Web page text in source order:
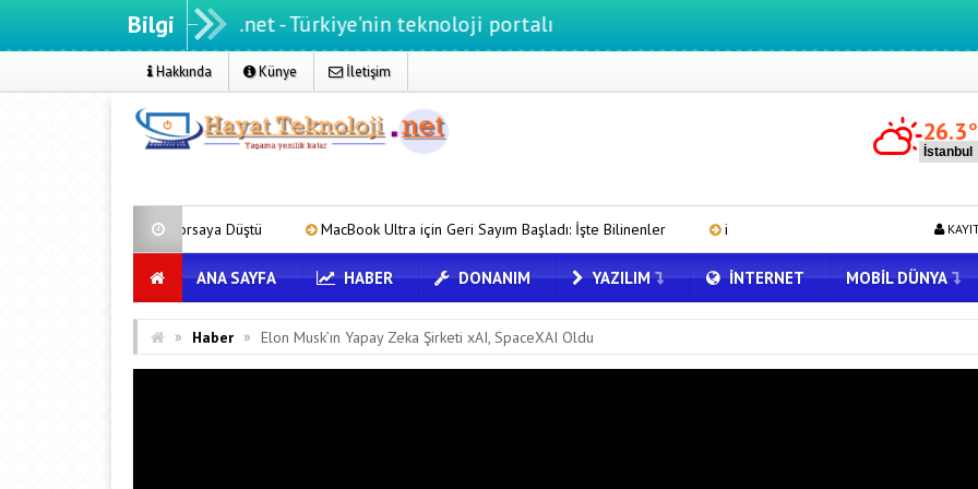
Bilgi
Hayatteknoloji.net - Türkiye'nin teknoloji portalı
Hakkında Künye İletişim
26.3
MacBook Ultra için Geri Sayım Başladı: İşte Bilinenler iOS 27 Güncellemesi ile AirPods’a Neler Geliyor?
ANA SAYFA HABER DONANIM YAZILIM İNTERNET MOBIL DÜNYA
» Haber » Elon Musk’ın Yapay Zeka Şirketi xAI, SpaceXAI Oldu